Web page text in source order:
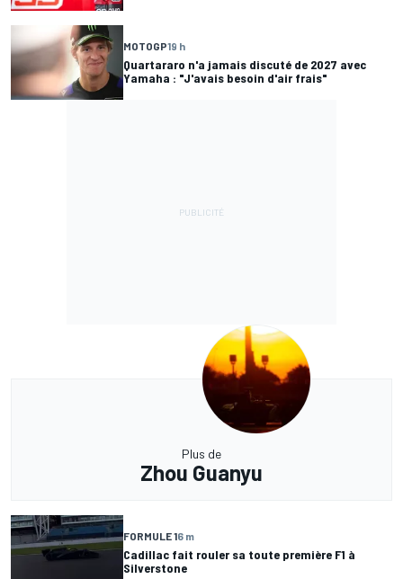
MOTOGP19 h
Quartararo n'a jamais discuté de 2027 avec
Yamaha : "J'avais besoin d'air frais"
Plus de
Zhou Guanyu
FORMULE 16 m
Cadillac fait rouler sa toute première F1 à
Silverstone